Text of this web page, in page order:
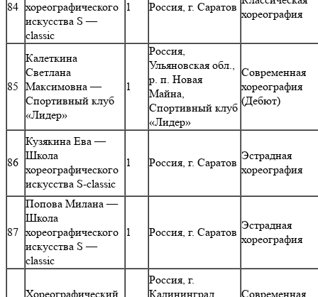
84 хореографического
искусства S —
classic
1 Россия, г. Саратов
хореография
85
Калеткина
Светлана
Максимовна —
Спортивный клуб
«Лидер»
1
Россия,
Ульяновская обл.,
р. п. Новая
Майна,
Спортивный клуб
«Лидер»
Современная
хореография
(Дебют)
86
Кузякина Ева —
Школа
хореографического
искусства S-classic
1 Россия, г. Саратов
Эстрадная
хореография
87
Попова Милана —
Школа
хореографического
искусства S —
classic
1 Россия, г. Саратов
Эстрадная
хореография
Хореографический
Россия, г.
Калининград,
Современная